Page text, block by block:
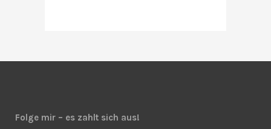
Folge mir – es zahlt sich aus!